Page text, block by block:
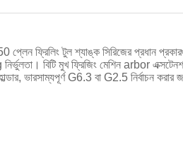
50 প্লেন ফ্রিলিং টুল শ্যাঙ্ক সিরিজের
বিটি মুখ ফ্রিজিং মেশিন arbor
ভারসাম্যপূর্ণ G6.3 বা G2.5 নির্বাচন